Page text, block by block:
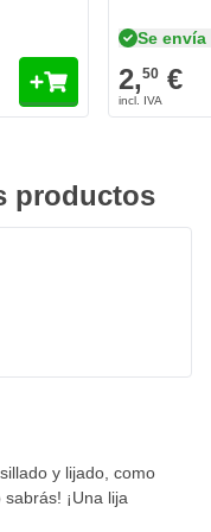
grano de lijadoSe
2,50 €
productos
y lijado, como
¡Una lija